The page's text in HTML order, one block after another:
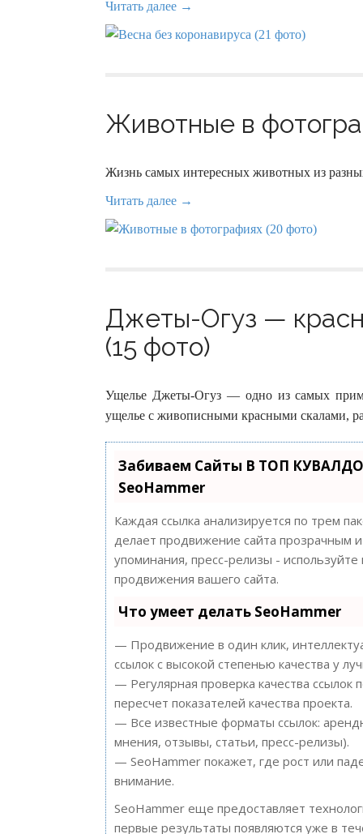
Читать далее →
Животные в
Жизнь самых интересных животных из
Читать далее →
Джеты-Огуз —
(15 фото)
Ущелье Джеты-Огуз — одно из самых
ущелье с живописными красными скалами,
Забиваем Сайты В ТОП
SeoHammer
Каждая ссылка анализируется по трем
делает продвижение сайта прозрачным
упоминания, пресс-релизы -
продвижения вашего сайта.
Что умеет делать SeoHammer
— Продвижение в один клик,
ссылок с высокой степенью качества у
— Регулярная проверка качества
пересчет показателей качества проекта.
— Все известные форматы ссылок:
мнения, отзывы, статьи, пресс-релизы).
— SeoHammer покажет, где рост или
внимание.
SeoHammer еще предоставляет
первые результаты появляются уже в